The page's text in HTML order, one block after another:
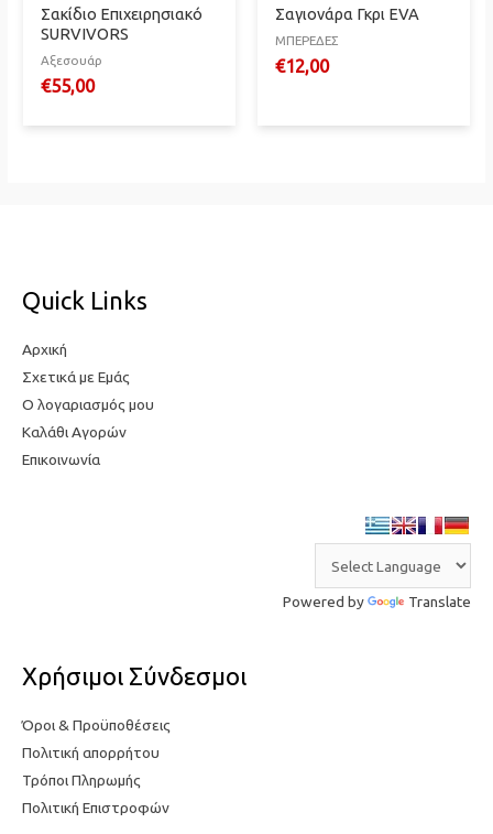
Σακίδιο Επιχειρησιακό
SURVIVORS
Αξεσουάρ
€55,00
Σαγιονάρα Γκρι EVA
ΜΠΕΡΕΔΕΣ
€12,00
Quick Links
Αρχική
Σχετικά με Εμάς
Ο λογαριασμός μου
Καλάθι Αγορών
Επικοινωνία
Powered by Translate
Χρήσιμοι Σύνδεσμοι
Όροι & Προϋποθέσεις
Πολιτική απορρήτου
Τρόποι Πληρωμής
Πολιτική Επιστροφών